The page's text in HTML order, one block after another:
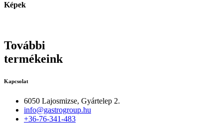
Képek
További
termékeink
Kapcsolat
6050 Lajosmizse, Gyártelep 2.
info@gastrogroup.hu
+36-76-341-483